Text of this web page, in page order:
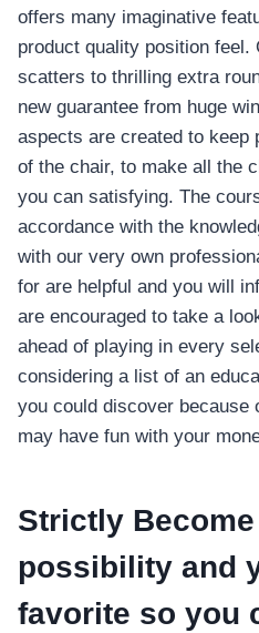
offers many imaginative
product quality position feel.
scatters to thrilling extra
new guarantee from huge
aspects are created to keep
of the chair, to make all the
you can satisfying. The
accordance with the
with our very own
for are helpful and you will
are encouraged to take a
ahead of playing in every
considering a list of an
you could discover because
may have fun with your
Strictly
possibility and
favorite so you